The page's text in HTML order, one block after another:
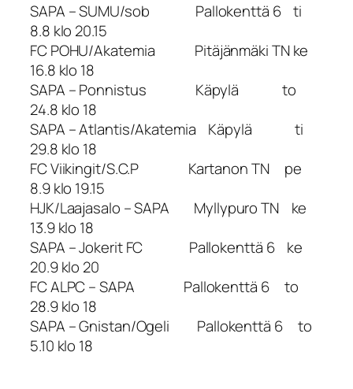
SAPA – SUMU/sob Pallokenttä 6 ti
8.8 klo 20.15
FC POHU/Akatemia Pitäjänmäki TN ke
16.8 klo 18
SAPA – Ponnistus Käpylä to
24.8 klo 18
SAPA – Atlantis/Akatemia Käpylä ti
29.8 klo 18
FC Viikingit/S.C.P Kartanon TN pe
8.9 klo 19.15
HJK/Laajasalo – SAPA Myllypuro TN ke
13.9 klo 18
SAPA – Jokerit FC Pallokenttä 6 ke
20.9 klo 20
FC ALPC – SAPA Pallokenttä 6 to
28.9 klo 18
SAPA – Gnistan/Ogeli Pallokenttä 6 to
5.10 klo 18